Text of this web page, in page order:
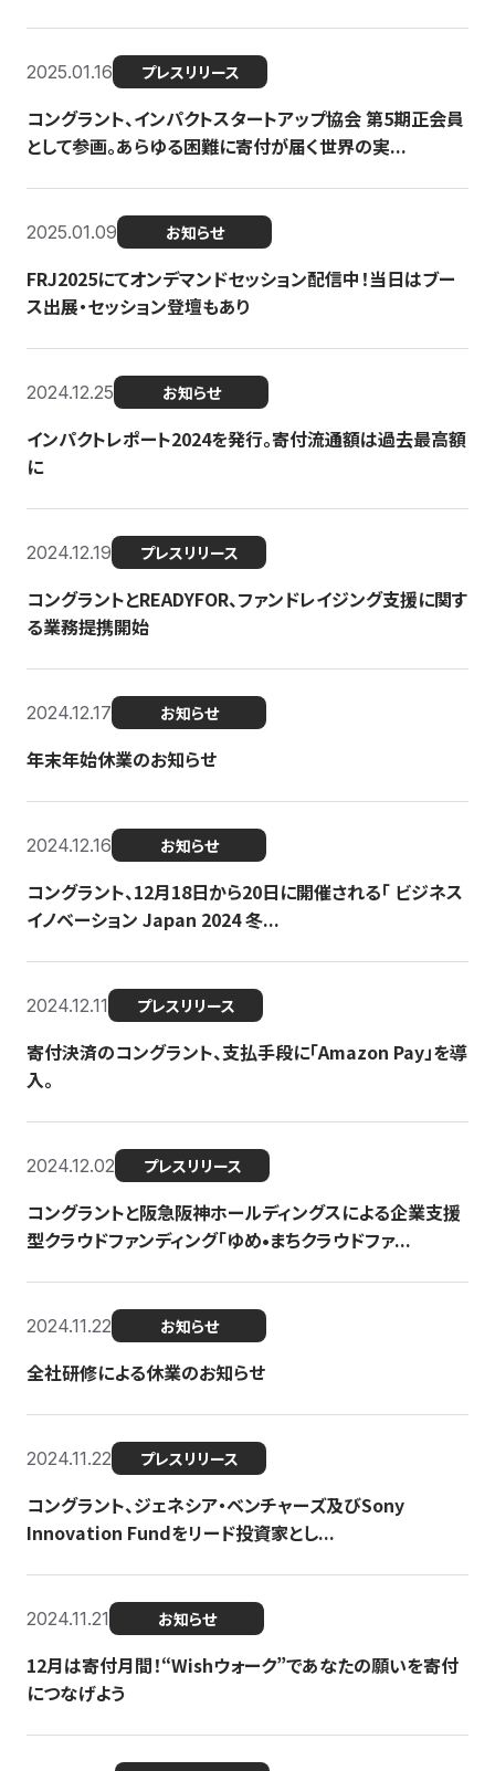
2025.01.16 プレスリリース
コングラント、インパクトスタートアップ協会 第5期正会員
として参画。あらゆる困難に寄付が届く世界の実...
2025.01.09 お知らせ
FRJ2025にてオンデマンドセッション配信中！当日はブー
ス出展・セッション登壇もあり
2024.12.25 お知らせ
インパクトレポート2024を発行。寄付流通額は過去最高額
に
2024.12.19 プレスリリース
コングラントとREADYFOR、ファンドレイジング支援に関す
る業務提携開始
2024.12.17 お知らせ
年末年始休業のお知らせ
2024.12.16 お知らせ
コングラント、12月18日から20日に開催される「 ビジネス
イノベーション Japan 2024 冬...
2024.12.11 プレスリリース
寄付決済のコングラント、支払手段に「Amazon Pay」を導
入。
2024.12.02 プレスリリース
コングラントと阪急阪神ホールディングスによる企業支援
型クラウドファンディング「ゆめ•まちクラウドファ...
2024.11.22 お知らせ
全社研修による休業のお知らせ
2024.11.22 プレスリリース
コングラント、ジェネシア・ベンチャーズ及びSony
Innovation Fundをリード投資家とし...
2024.11.21 お知らせ
12月は寄付月間！“Wishウォーク”であなたの願いを寄付
につなげよう